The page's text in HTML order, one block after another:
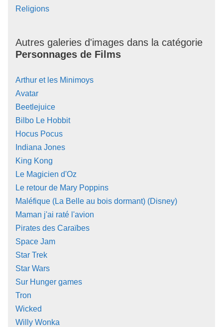
Religions
Autres galeries d'images dans la catégorie
Personnages de Films
Arthur et les Minimoys
Avatar
Beetlejuice
Bilbo Le Hobbit
Hocus Pocus
Indiana Jones
King Kong
Le Magicien d'Oz
Le retour de Mary Poppins
Maléfique (La Belle au bois dormant) (Disney)
Maman j'ai raté l'avion
Pirates des Caraïbes
Space Jam
Star Trek
Star Wars
Sur Hunger games
Tron
Wicked
Willy Wonka